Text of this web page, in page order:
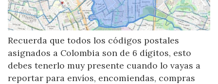
Recuerda que todos los códigos postales
asignados a Colombia son de 6 dígitos, esto
debes tenerlo muy presente cuando lo vayas a
reportar para envíos, encomiendas, compras